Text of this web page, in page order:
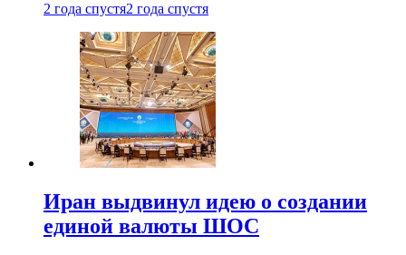
2 года спустя2 года спустя
Иран выдвинул идею о создании
единой валюты ШОС